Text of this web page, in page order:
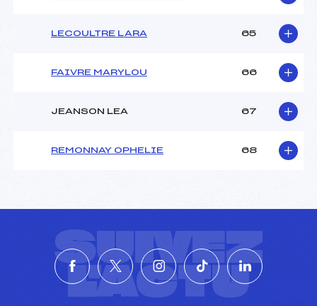
LECOULTRE LARA 65
FAIVRE MARYLOU 66
JEANSON LEA 67
REMONNAY OPHELIE 68
SUIVEZ
L'ACTU